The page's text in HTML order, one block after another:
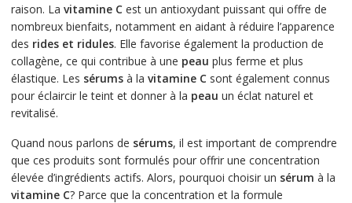
raison. La vitamine Cest un antioxydant puissant qui offre de
nombreux bienfaits, notamment en aidant à réduire l’apparence
des rides et ridules. Elle favorise également la production de
collagène, ce qui contribue à une peau plus ferme et plus
élastique. Les sérumsà la vitamine Csont également connus
pour éclaircir le teint et donner à la peau un éclat naturel et
revitalisé.
Quand nous parlons de sérums, il est important de comprendre
que ces produits sont formulés pour offrir une concentration
élevée d’ingrédients actifs. Alors, pourquoi choisir un sérum à la
vitamine C? Parce que la concentration et la formule